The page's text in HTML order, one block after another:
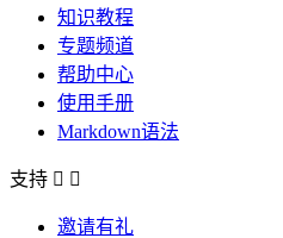
知识教程
专题频道
帮助中心
使用手册
Markdown语法
支持  
邀请有礼